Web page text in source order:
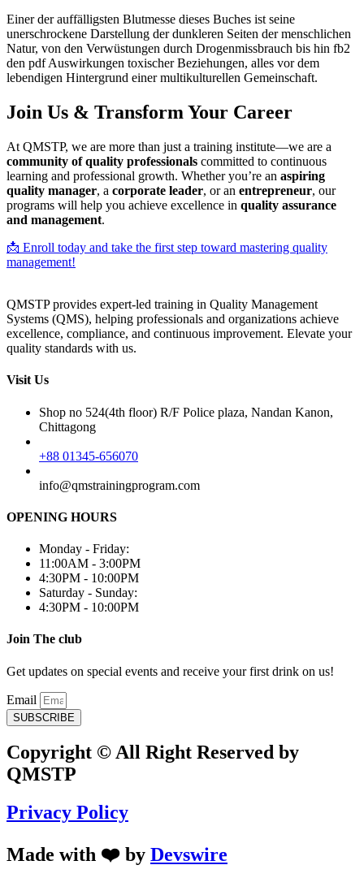
Einer der auffälligsten Blutmesse dieses Buches ist seine
unerschrockene Darstellung der dunkleren Seiten der menschlichen
Natur, von den Verwüstungen durch Drogenmissbrauch bis hin fb2
den pdf Auswirkungen toxischer Beziehungen, alles vor dem
lebendigen Hintergrund einer multikulturellen Gemeinschaft.
Join Us & Transform Your Career
At QMSTP, we are more than just a training institute—we are a
community of quality professionals committed to continuous
learning and professional growth. Whether you’re an aspiring
quality manager, a corporate leader, or an entrepreneur, our
programs will help you achieve excellence in quality assurance
and management.
📩 Enroll today and take the first step toward mastering quality
management!
QMSTP provides expert-led training in Quality Management
Systems (QMS), helping professionals and organizations achieve
excellence, compliance, and continuous improvement. Elevate your
quality standards with us.
Visit Us
Shop no 524(4th floor) R/F Police plaza, Nandan Kanon,
Chittagong
+88 01345-656070
info@qmstrainingprogram.com
OPENING HOURS
Monday - Friday:
11:00AM - 3:00PM
4:30PM - 10:00PM
Saturday - Sunday:
4:30PM - 10:00PM
Join The club
Get updates on special events and receive your first drink on us!
Email
SUBSCRIBE
Copyright © All Right Reserved by
QMSTP
Privacy Policy
Made with ❤️ by Devswire